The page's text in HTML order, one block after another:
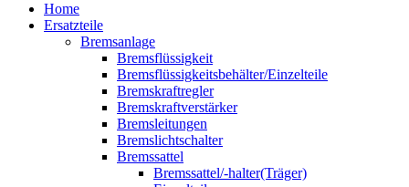
Home
Ersatzteile
Bremsanlage
Bremsflüssigkeit
Bremsflüssigkeitsbehälter/Einzelteile
Bremskraftregler
Bremskraftverstärker
Bremsleitungen
Bremslichtschalter
Bremssattel
Bremssattel/-halter(Träger)